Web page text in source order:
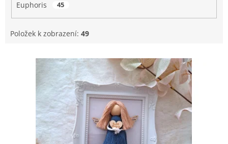
Euphoris 45
Položek k zobrazení: 49